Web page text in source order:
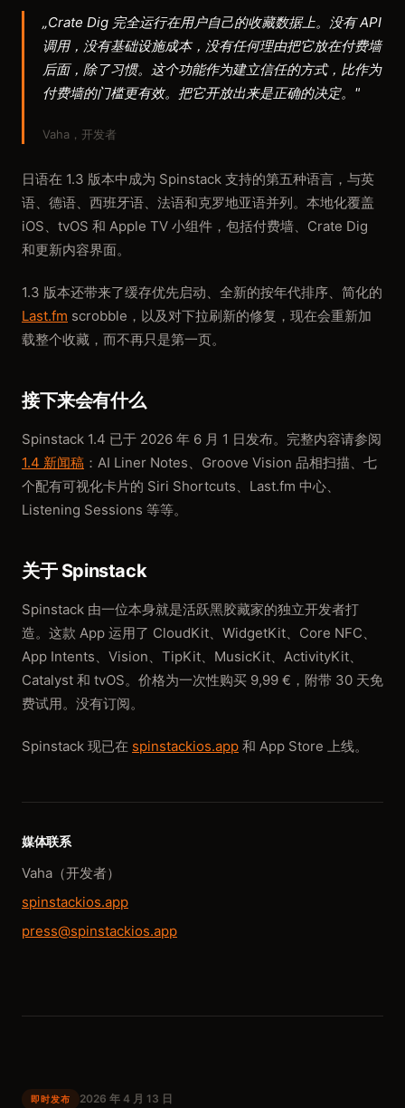
„Crate Dig 完全运行在用户自己的收藏数据上。没有 API
调用，没有基础设施成本，没有任何理由把它放在付费墙
后面，除了习惯。这个功能作为建立信任的方式，比作为
付费墙的门槛更有效。把它开放出来是正确的决定。"
Vaha，开发者
日语在 1.3 版本中成为 Spinstack 支持的第五种语言，与英
语、德语、西班牙语、法语和克罗地亚语并列。本地化覆盖
iOS、tvOS 和 Apple TV 小组件，包括付费墙、Crate Dig
和更新内容界面。
1.3 版本还带来了缓存优先启动、全新的按年代排序、简化的
Last.fm scrobble，以及对下拉刷新的修复，现在会重新加
载整个收藏，而不再只是第一页。
接下来会有什么
Spinstack 1.4 已于 2026 年 6 月 1 日发布。完整内容请参阅
1.4 新闻稿 ：AI Liner Notes、Groove Vision 品相扫描、七
个配有可视化卡片的 Siri Shortcuts、Last.fm 中心、
Listening Sessions 等等。
关于 Spinstack
Spinstack 由一位本身就是活跃黑胶藏家的独立开发者打
造。这款 App 运用了 CloudKit、WidgetKit、Core NFC、
App Intents、Vision、TipKit、MusicKit、ActivityKit、
Catalyst 和 tvOS。价格为一次性购买 9,99 €，附带 30 天免
费试用。没有订阅。
Spinstack 现已在 spinstackios.app 和 App Store 上线。
媒体联系
Vaha（开发者）
spinstackios.app
press@spinstackios.app
即时发布 2026 年 4 月 13 日